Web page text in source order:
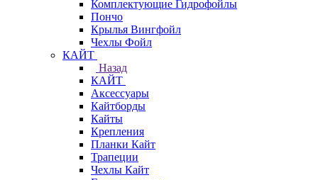
Комплектующие Гидрофойлы
Пончо
Крылья Вингфойл
Чехлы Фойл
КАЙТ
Назад
КАЙТ
Аксессуары
Кайтборды
Кайты
Крепления
Планки Кайт
Трапеции
Чехлы Кайт